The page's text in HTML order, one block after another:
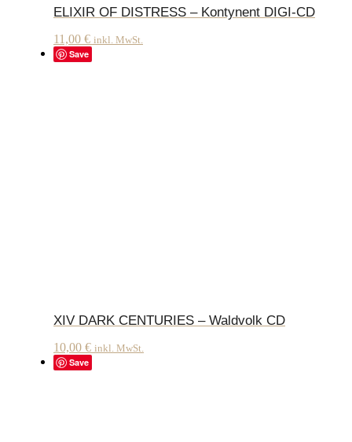
ELIXIR OF DISTRESS – Kontynent DIGI-CD
11,00 € inkl. MwSt.
Save
XIV DARK CENTURIES – Waldvolk CD
10,00 € inkl. MwSt.
Save